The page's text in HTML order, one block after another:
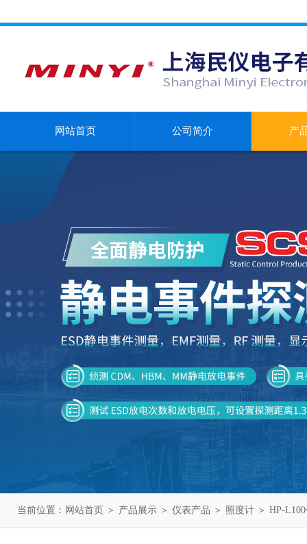
网站首页 公司简介 产
当前位置： 网站首页 ＞ 产品展示 ＞ 仪表产品 ＞ 照度计 ＞ HP-